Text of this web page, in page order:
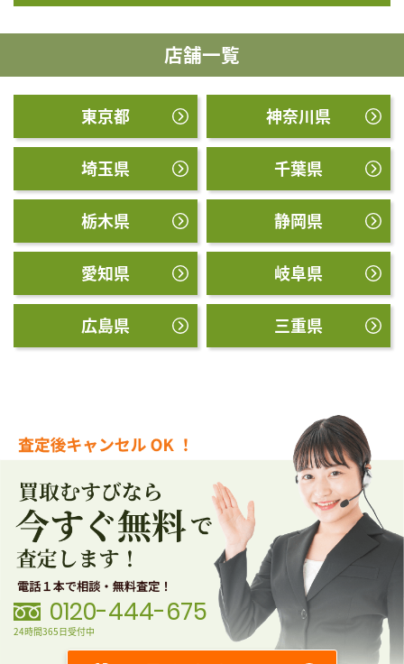
店舗一覧
東京都 神奈川県
埼玉県 千葉県
栃木県 静岡県
愛知県 岐阜県
広島県 三重県
0120-444-675
24時間365日受付中